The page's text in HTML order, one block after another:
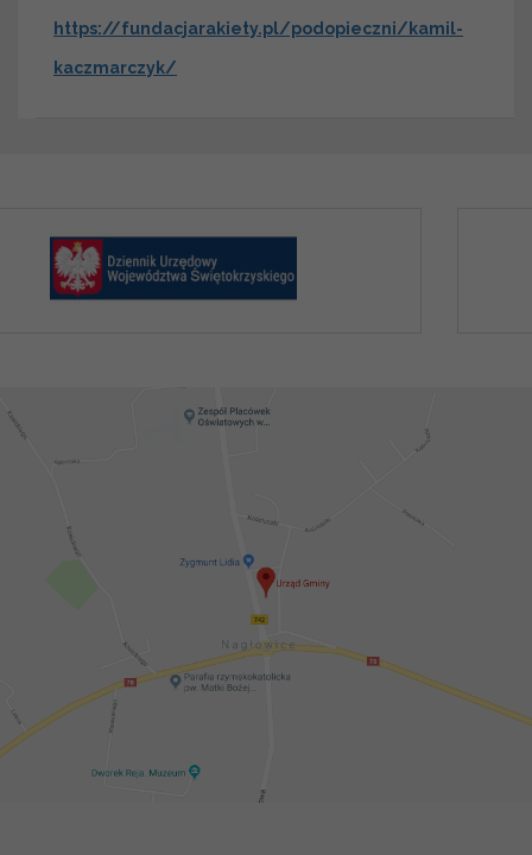
https://fundacjarakiety.pl/podopieczni/kamil-
kaczmarczyk/